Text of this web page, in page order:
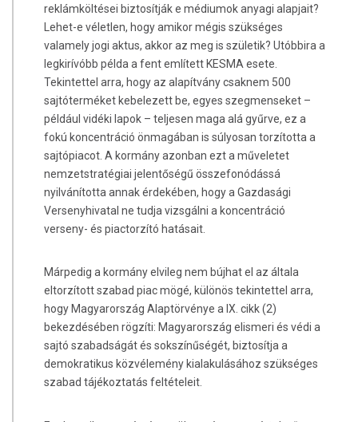
reklámköltései biztosítják e médiumok anyagi alapjait?
Lehet-e véletlen, hogy amikor mégis szükséges
valamely jogi aktus, akkor az meg is születik? Utóbbira a
legkirívóbb példa a fent említett KESMA esete.
Tekintettel arra, hogy az alapítvány csaknem 500
sajtóterméket kebelezett be, egyes szegmenseket –
például vidéki lapok – teljesen maga alá gyűrve, ez a
fokú koncentráció önmagában is súlyosan torzította a
sajtópiacot. A kormány azonban ezt a műveletet
nemzetstratégiai jelentőségű összefonódássá
nyilvánította annak érdekében, hogy a Gazdasági
Versenyhivatal ne tudja vizsgálni a koncentráció
verseny- és piactorzító hatásait.
Márpedig a kormány elvileg nem bújhat el az általa
eltorzított szabad piac mögé, különös tekintettel arra,
hogy Magyarország Alaptörvénye a IX. cikk (2)
bekezdésében rögzíti: Magyarország elismeri és védi a
sajtó szabadságát és sokszínűségét, biztosítja a
demokratikus közvélemény kialakulásához szükséges
szabad tájékoztatás feltételeit.